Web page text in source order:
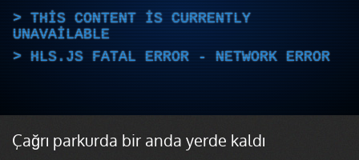
THIS CONTENT IS CURRENTLY
UNAVAILABLE
HLS.JS FATAL ERROR - NETWORK ERROR
Çağrı parkurda bir anda yerde kaldı